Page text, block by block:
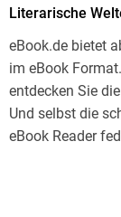
Literarische
eBook.de bietet
im eBook
entdecken Sie
Und selbst die
eBook Reader